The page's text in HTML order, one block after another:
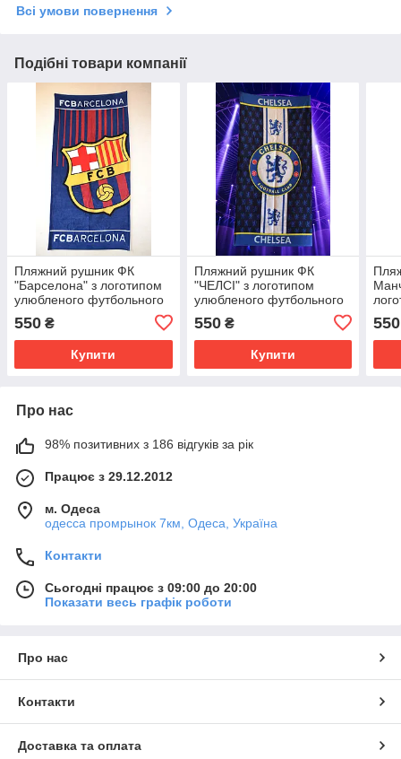
Всі умови повернення
Подібні товари компанії
Пляжний рушник ФК
"Барселона" з логотипом
улюбленого футбольного
550 ₴
Купити
Пляжний рушник ФК
"ЧЕЛСІ" з логотипом
улюбленого футбольного
550₴
Купити
550
Про нас
98% позитивних з 186 відгуків за рік
Працює з 29.12.2012
м. Одеса
одесса промрынок 7км, Одеса, Україна
Контакти
Сьогодні працює з 09:00 до 20:00
Показати весь графік роботи
Про нас
Контакти
Доставка та оплата